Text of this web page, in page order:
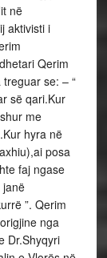
në
aktivisti i
Qerim
se: – “
së qari.Kur
me
hyra në
posa
faj ngase
janë
”. Qerim
nga
Dr.Shyqyri